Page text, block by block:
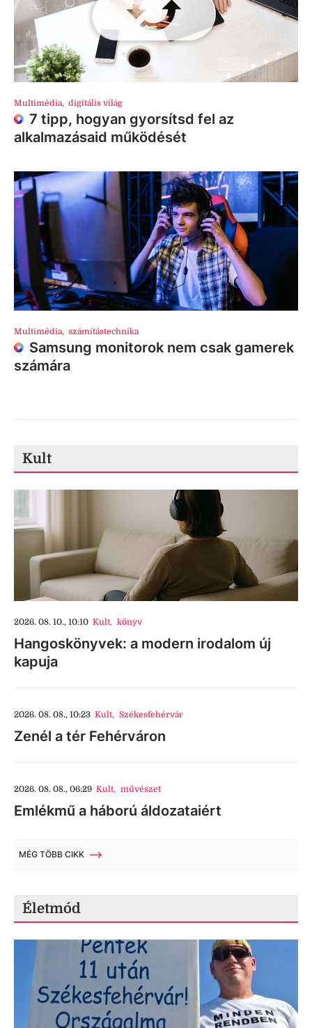
Multimédia, digitális világ
7 tipp, hogyan gyorsítsd fel az
alkalmazásaid működését
Multimédia, számítástechnika
Samsung monitorok nem csak gamerek
számára
Kult
2026. 08. 10., 10:10 Kult, könyv
Hangoskönyvek: a modern irodalom új
kapuja
2026. 08. 08., 10:23 Kult, Székesfehérvár
Zenél a tér Fehérváron
2026. 08. 08., 06:29 Kult, művészet
Emlékmű a háború áldozataiért
MÉG TÖBB CIKK
Életmód